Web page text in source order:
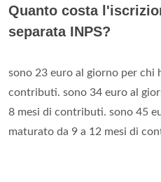
Quanto costa
separata INPS?
sono 23 euro al giorno per chi
contributi. sono 34 euro al
8 mesi di contributi. sono 45
maturato da 9 a 12 mesi di